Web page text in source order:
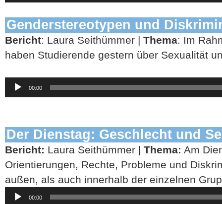
Genderstereotypen und
Bericht: Laura Seithümmer | Thema: Im
haben Studierende gestern über Sexualität
Audio-
Player
00:00
Der Dienstag: Geschlecht und
Bericht: Laura Seithümmer | Thema: Am
Orientierungen, Rechte, Probleme und
außen, als auch innerhalb der einzelnen
Audio-
Player
00:00